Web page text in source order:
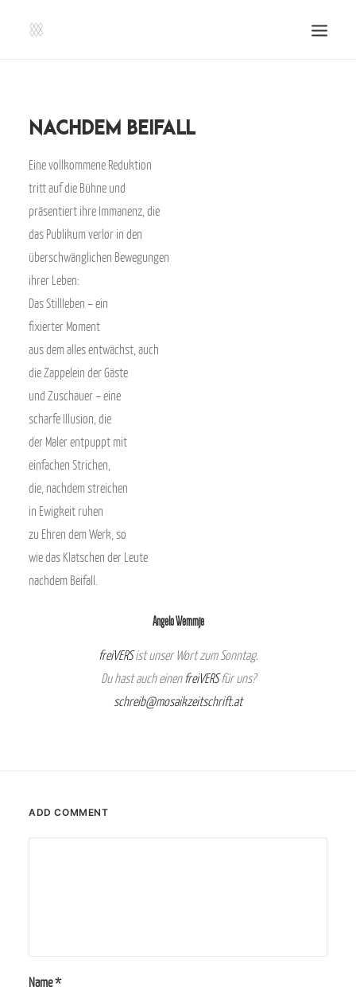
EINSENDEN!
VERANSTALTUNGEN
UNTERSTÜTZE UNS!
SEARCH
Nachdem Beifall
Eine vollkommene Reduktion
tritt auf die Bühne und
präsentiert ihre Immanenz, die
das Publikum verlor in den
überschwänglichen Bewegungen
ihrer Leben:
Das Stillleben – ein
fixierter Moment
aus dem alles entwächst, auch
die Zappelein der Gäste
und Zuschauer – eine
scharfe Illusion, die
der Maler entpuppt mit
einfachen Strichen,
die, nachdem streichen
in Ewigkeit ruhen
zu Ehren dem Werk, so
wie das Klatschen der Leute
nachdem Beifall.
Angelo Wemmje
freiVERSist unser Wort zum Sonntag.
Du hast auch einenfreiVERSfür uns?
schreib@mosaikzeitschrift.at
ADD COMMENT
Name*